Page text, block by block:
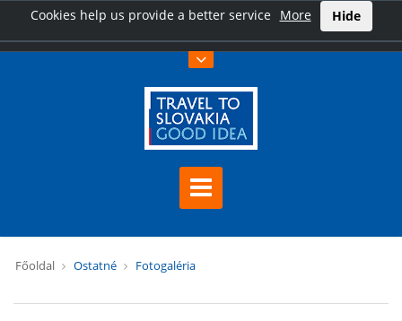
Cookies help us provide a better service More Hide
Főoldal Ostatné Fotogaléria